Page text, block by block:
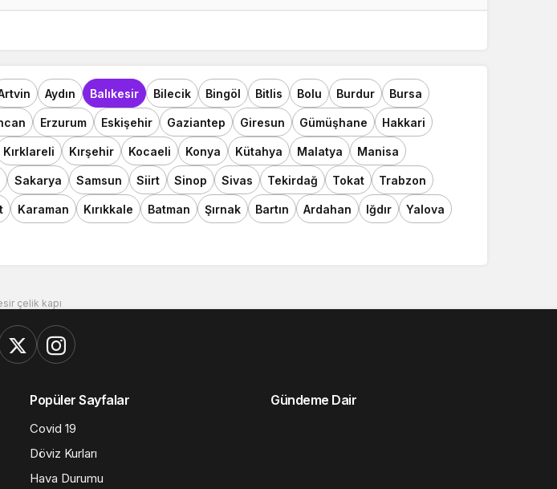
Aydın Balıkesir Bilecik Bingöl Bitlis Bolu Burdur Bursa
Erzurum Eskişehir Gaziantep Giresun Gümüşhane Hakkari
Kırklareli Kırşehir Kocaeli Konya Kütahya Malatya Manisa
Sakarya Samsun Siirt Sinop Sivas Tekirdağ Tokat Trabzon
Karaman Kırıkkale Batman Şırnak Bartın Ardahan Iğdır Yalova
çelik kapı
Popüler Sayfalar
Covid 19
Döviz Kurları
Hava Durumu
Gündeme Dair